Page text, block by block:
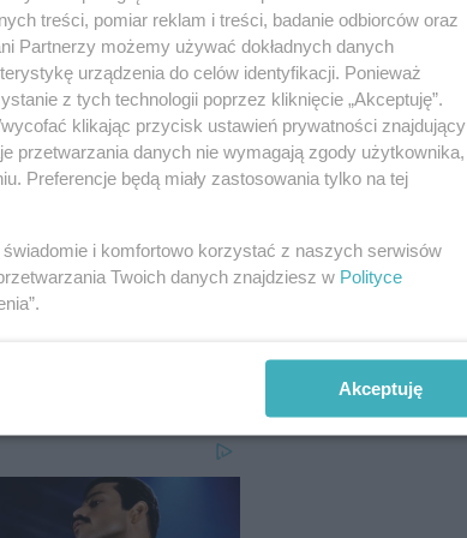
przy krawężnikach
rowerem bez utrudnień
tys. zł. - Zgodnie z
i
handlowego -
treści, pomiar reklam i treści, badanie odbiorców oraz
Partnerzy możemy używać dokładnych danych
urządzenia do celów identyfikacji. Ponieważ
z tych technologii poprzez kliknięcie „Akceptuję”.
klikając przycisk ustawień prywatności znajdujący
przetwarzania danych nie wymagają zgody użytkownika,
Preferencje będą miały zastosowania tylko na tej
i komfortowo korzystać z naszych serwisów
Twoich danych znajdziesz w Polityce
Akceptuję